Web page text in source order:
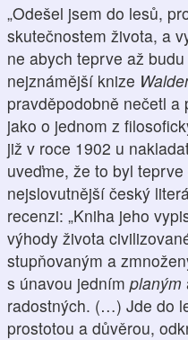
„Odešel jsem do lesů,
skutečnostem života, a
ne abych teprve až
nejznámější knize
pravděpodobně nečetl
jako o jednom z
již v roce 1902 u
uveďme, že to byl
nejslovutnější český
recenzi: „Kniha jeho
výhody života
stupňovaným a
s únavou jedním planým
radostných. (…) Jde do
prostotou a důvěrou,